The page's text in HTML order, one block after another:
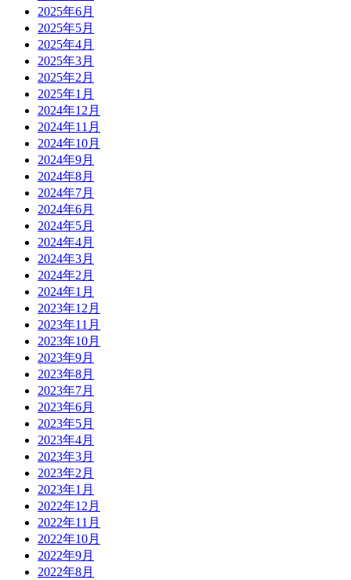
2025年6月
2025年5月
2025年4月
2025年3月
2025年2月
2025年1月
2024年12月
2024年11月
2024年10月
2024年9月
2024年8月
2024年7月
2024年6月
2024年5月
2024年4月
2024年3月
2024年2月
2024年1月
2023年12月
2023年11月
2023年10月
2023年9月
2023年8月
2023年7月
2023年6月
2023年5月
2023年4月
2023年3月
2023年2月
2023年1月
2022年12月
2022年11月
2022年10月
2022年9月
2022年8月